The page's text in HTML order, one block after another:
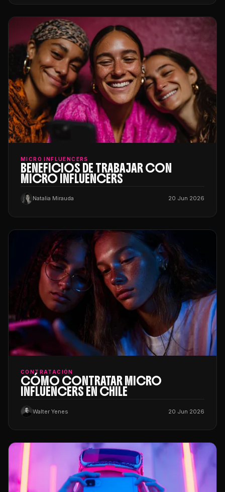
MICRO INFLUENCERS
BENEFICIOS DE TRABAJAR CON
MICRO INFLUENCERS
Natalia Mirauda 20 Jun 2026
CONTRATACIÓN
CÓMO CONTRATAR MICRO
INFLUENCERS EN CHILE
Walter Yenes 20 Jun 2026